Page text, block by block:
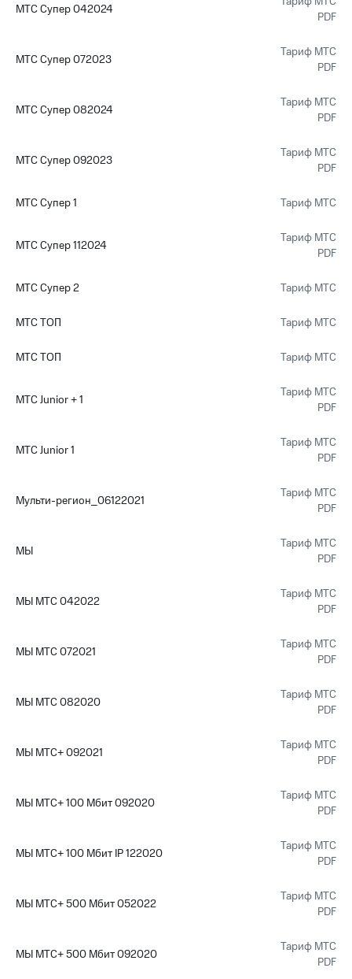
МТС Супер 042024
PDF
МТС Супер 072023
Тариф МТС
PDF
МТС Супер 082024
Тариф МТС
PDF
МТС Супер 092023
Тариф МТС
PDF
МТС Супер 1 Тариф МТС
МТС Супер 112024
Тариф МТС
PDF
МТС Супер 2 Тариф МТС
МТС ТОП Тариф МТС
МТС ТОП Тариф МТС
МТС Junior + 1
Тариф МТС
PDF
МТС Junior 1
Тариф МТС
PDF
Мульти-регион_06122021
Тариф МТС
PDF
МЫ
Тариф МТС
PDF
МЫ МТС 042022
Тариф МТС
PDF
МЫ МТС 072021
Тариф МТС
PDF
МЫ МТС 082020
Тариф МТС
PDF
МЫ МТС+ 092021
Тариф МТС
PDF
МЫ МТС+ 100 Мбит 092020
Тариф МТС
PDF
МЫ МТС+ 100 Мбит IP 122020
Тариф МТС
PDF
МЫ МТС+ 500 Мбит 052022
Тариф МТС
PDF
МЫ МТС+ 500 Мбит 092020
Тариф МТС
PDF